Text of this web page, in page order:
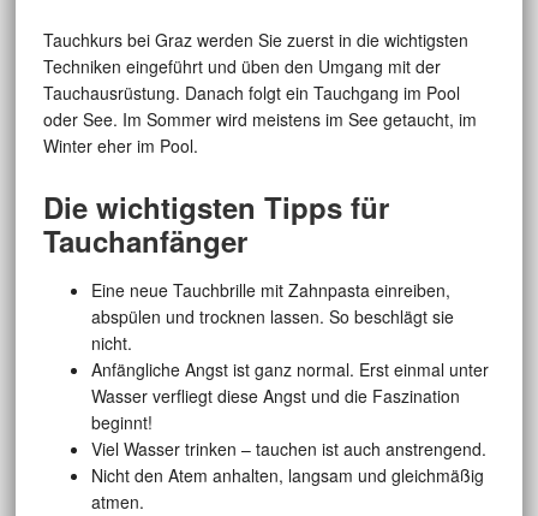
Tauchkurs bei Graz werden Sie zuerst in die wichtigsten
Techniken eingeführt und üben den Umgang mit der
Tauchausrüstung. Danach folgt ein Tauchgang im Pool
oder See. Im Sommer wird meistens im See getaucht, im
Winter eher im Pool.
Die wichtigsten Tipps für
Tauchanfänger
Eine neue Tauchbrille mit Zahnpasta einreiben,
abspülen und trocknen lassen. So beschlägt sie
nicht.
Anfängliche Angst ist ganz normal. Erst einmal unter
Wasser verfliegt diese Angst und die Faszination
beginnt!
Viel Wasser trinken – tauchen ist auch anstrengend.
Nicht den Atem anhalten, langsam und gleichmäßig
atmen.